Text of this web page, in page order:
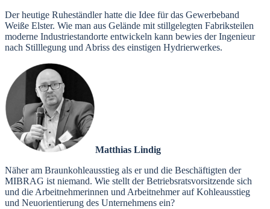
Der heutige Ruheständler hatte die Idee für das Gewerbeband
Weiße Elster. Wie man aus Gelände mit stillgelegten Fabriksteilen
moderne Industriestandorte entwickeln kann bewies der Ingenieur
nach Stilllegung und Abriss des einstigen Hydrierwerkes.
Matthias Lindig
Näher am Braunkohleausstieg als er und die Beschäftigten der
MIBRAG ist niemand. Wie stellt der Betriebsratsvorsitzende sich
und die Arbeitnehmerinnen und Arbeitnehmer auf Kohleausstieg
und Neuorientierung des Unternehmens ein?